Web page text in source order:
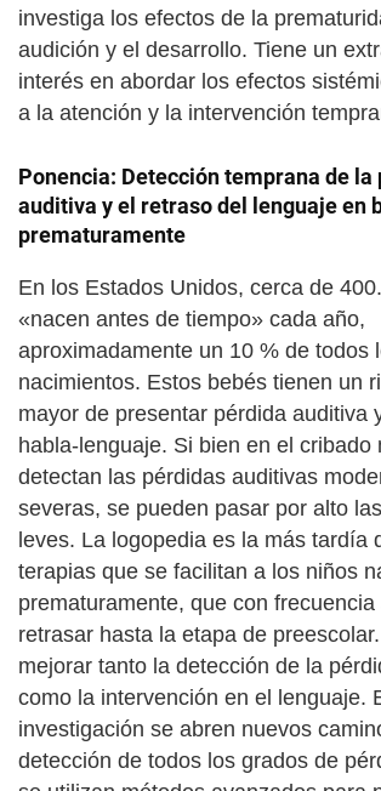
investiga los efectos de la
audición y el desarrollo. Tiene un
interés en abordar los efectos
a la atención y la intervención
Ponencia: Detección temprana de la
auditiva y el retraso del lenguaje en
prematuramente
En los Estados Unidos, cerca de
«nacen antes de tiempo» cada año,
aproximadamente un 10 % de todos
nacimientos. Estos bebés tienen un
mayor de presentar pérdida auditiva
habla-lenguaje. Si bien en el cribado
detectan las pérdidas auditivas
severas, se pueden pasar por alto
leves. La logopedia es la más tardía
terapias que se facilitan a los niños
prematuramente, que con
retrasar hasta la etapa de
mejorar tanto la detección de la
como la intervención en el lenguaje.
investigación se abren nuevos
detección de todos los grados de